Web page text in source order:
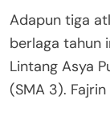
Adapun tiga
berlaga tahun
Lintang Asya
(SMA 3). Fajrin